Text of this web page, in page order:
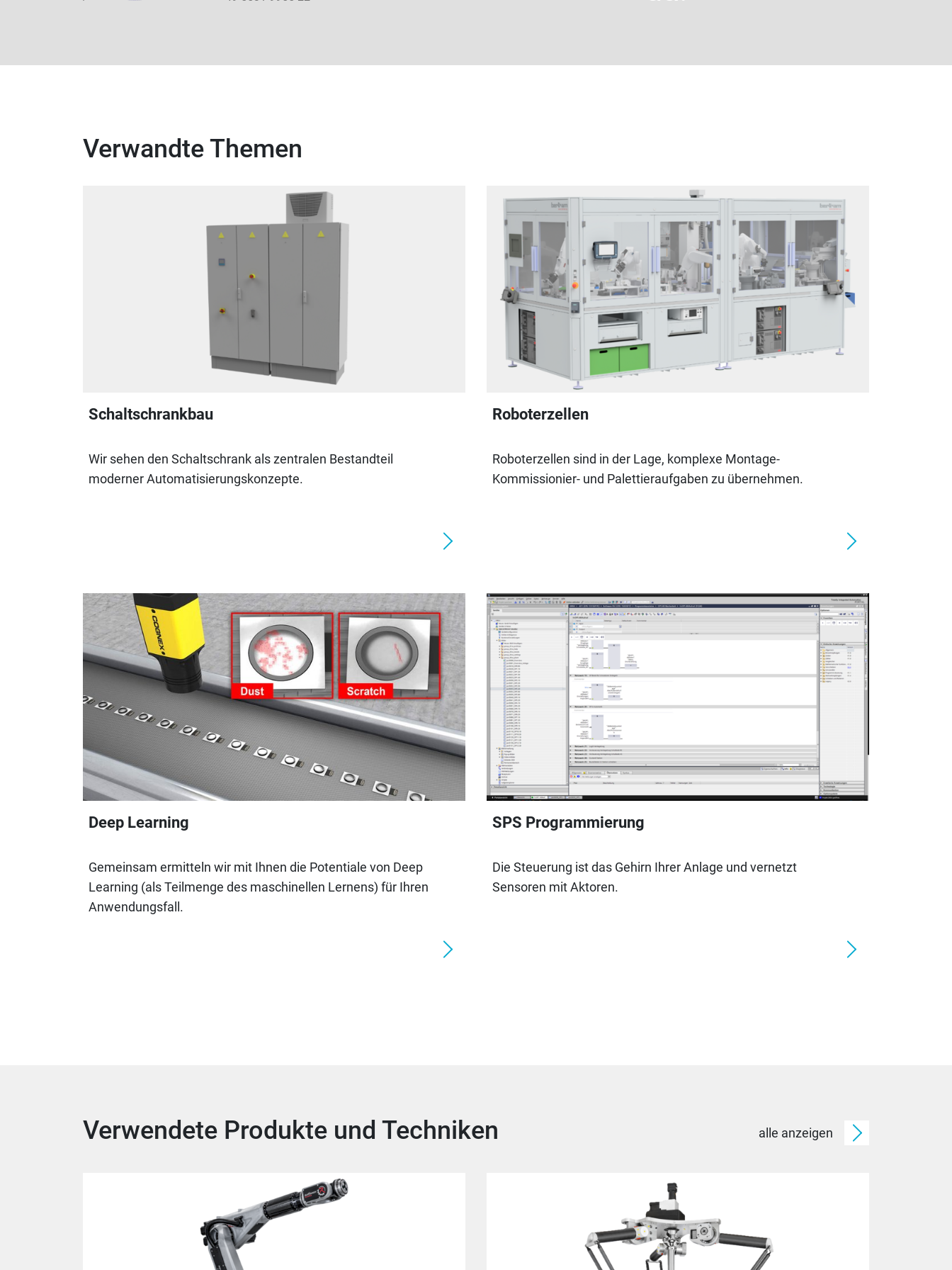
Verwandte Themen
Schaltschrankbau
Wir sehen den Schaltschrank als zentralen Bestandteil
moderner Automatisierungskonzepte.
Roboterzellen
Roboterzellen sind in der Lage, komplexe Montage-
Kommissionier- und Palettieraufgaben zu übernehmen.
Deep Learning
Gemeinsam ermitteln wir mit Ihnen die Potentiale von Deep
Learning (als Teilmenge des maschinellen Lernens) für Ihren
Anwendungsfall.
SPS Programmierung
Die Steuerung ist das Gehirn Ihrer Anlage und vernetzt
Sensoren mit Aktoren.
Verwendete Produkte und Techniken alle anzeigen